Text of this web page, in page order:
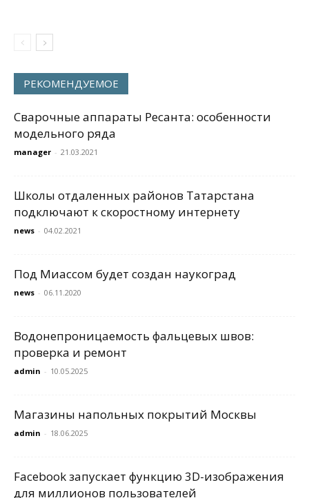
РЕКОМЕНДУЕМОЕ
Сварочные аппараты Ресанта: особенности
модельного ряда
manager - 21.03.2021
Школы отдаленных районов Татарстана
подключают к скоростному интернету
news - 04.02.2021
Под Миассом будет создан наукоград
news - 06.11.2020
Водонепроницаемость фальцевых швов:
проверка и ремонт
admin - 10.05.2025
Магазины напольных покрытий Москвы
admin - 18.06.2025
Facebook запускает функцию 3D-изображения
для миллионов пользователей